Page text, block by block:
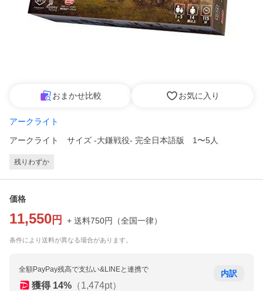
おまかせ比較 お気に入り
アークライト
アークライト サイズ -大鎌戦役- 完全日本語版 1〜5人
残りわずか
価格
11,550 円 + 送料750円 （全国一律）
条件により送料が異なる場合があります。
全額PayPay残高で支払い&LINEと連携で
獲得 14% （1,474pt）
内訳